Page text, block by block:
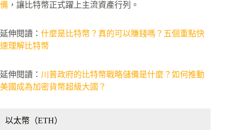
備 ，讓比特幣正式躍上主流資產行列。
延伸閱讀： 什麼是比特幣？真的可以賺錢嗎？五個重點快
速理解比特幣
延伸閱讀： 川普政府的比特幣戰略儲備是什麼？如何推動
美國成為加密貨幣超級大國？
以太幣（ETH）